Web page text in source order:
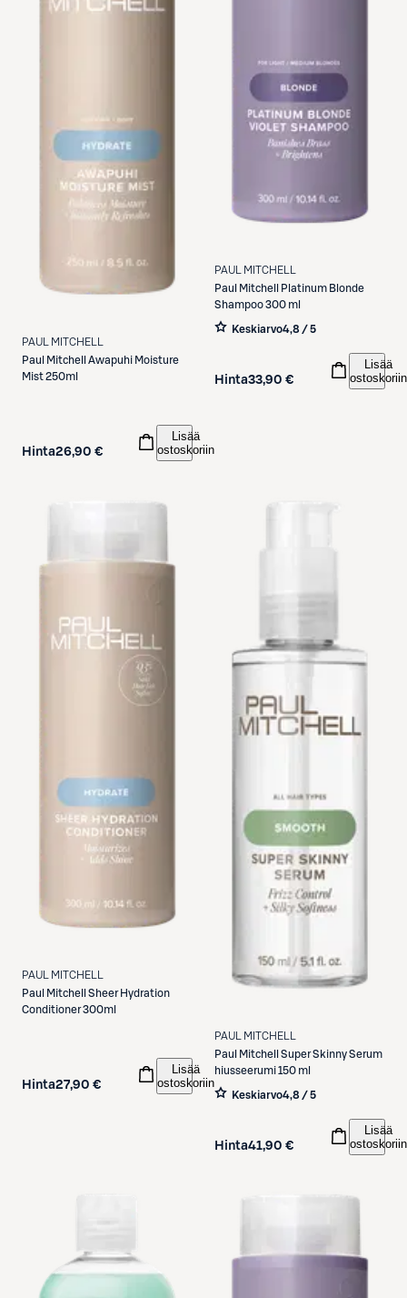
PAUL MITCHELL
Paul Mitchell
Awapuhi Moisture
Mist 250ml
Hinta26,90 €
Lisää
ostoskoriin
PAUL MITCHELL
Paul Mitchell
Platinum Blonde
Shampoo 300 ml
Keskiarvo4,8 / 5
Hinta33,90 €
Lisää
ostoskoriin
PAUL MITCHELL
Paul Mitchell
Sheer Hydration
Conditioner 300ml
Hinta27,90 €
Lisää
ostoskoriin
PAUL MITCHELL
Paul Mitchell
Super Skinny Serum
hiusseerumi 150 ml
Keskiarvo4,8 / 5
Hinta41,90 €
Lisää
ostoskoriin